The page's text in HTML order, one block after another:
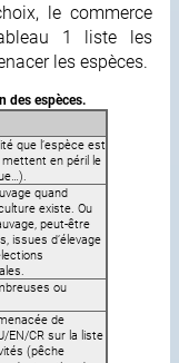
le commerce
1 liste les
les espèces.
des espèces.
que l’espèce est
en péril le
quand
existe. Ou
peut-être
issues d’élevage
ou
de
EN/CR sur la liste
(pêche